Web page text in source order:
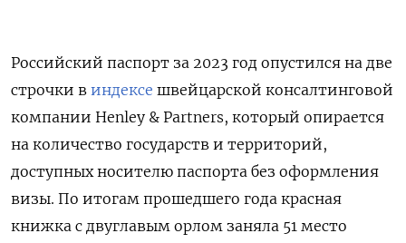
Российский паспорт за 2023 год опустился на две
строчки в индексе швейцарской консалтинговой
компании Henley & Partners, который опирается
на количество государств и территорий,
доступных носителю паспорта без оформления
визы. По итогам прошедшего года красная
книжка с двуглавым орлом заняла 51 место